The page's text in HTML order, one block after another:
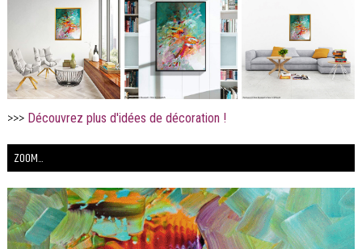
>>> Découvrez plus d'idées de décoration !
ZOOM...